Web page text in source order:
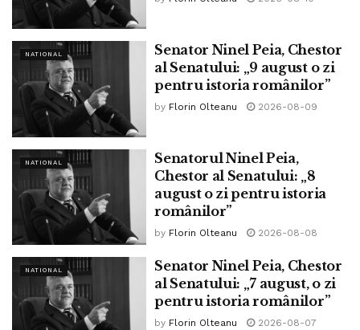
NATIONAL
Senator Ninel Peia, Chestor
al Senatului: „9 august o zi
pentru istoria românilor”
by Florin Olteanu 2026-08-09
NATIONAL
Senatorul Ninel Peia,
Chestor al Senatului: „8
august o zi pentru istoria
românilor”
by Florin Olteanu 2026-08-08
NATIONAL
Senator Ninel Peia, Chestor
al Senatului: „7 august, o zi
pentru istoria românilor”
by Florin Olteanu 2026-08-07